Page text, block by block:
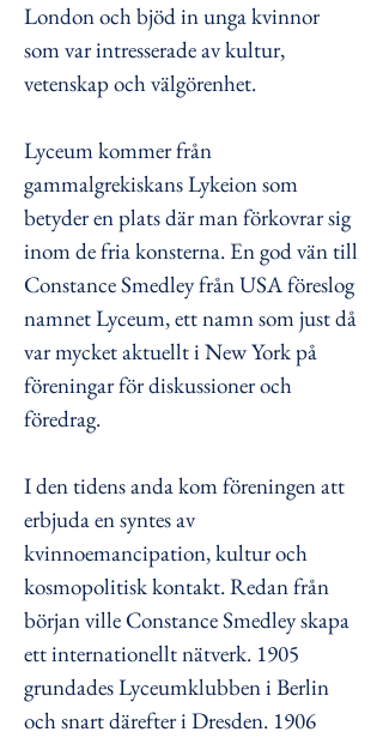
London och bjöd in unga kvinnor
som var intresserade av kultur,
vetenskap och välgörenhet.
Lyceum kommer från
gammalgrekiskans Lykeion som
betyder en plats där man förkovrar sig
inom de fria konsterna. En god vän till
Constance Smedley från USA föreslog
namnet Lyceum, ett namn som just då
var mycket aktuellt i New York på
föreningar för diskussioner och
föredrag.
I den tidens anda kom föreningen att
erbjuda en syntes av
kvinnoemancipation, kultur och
kosmopolitisk kontakt. Redan från
början ville Constance Smedley skapa
ett internationellt nätverk. 1905
grundades Lyceumklubben i Berlin
och snart därefter i Dresden. 1906